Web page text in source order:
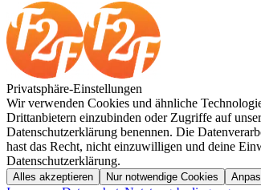
Privatsphäre-Einstellungen
Wir verwenden Cookies und ähnliche
Drittanbietern einzubinden oder Zugriffe auf
Datenschutzerklärung benennen. Die
hast das Recht, nicht einzuwilligen und deine
Datenschutzerklärung.
Alles akzeptieren Nur notwendige Cookies